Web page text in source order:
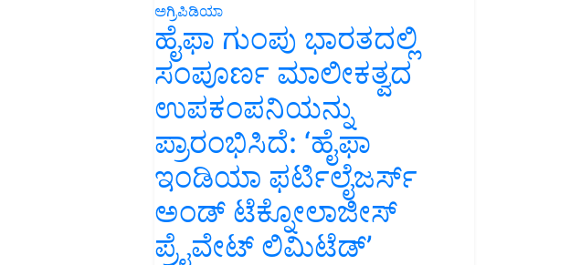
ಅಗ್ರಿಪಿಡಿಯಾ
ಹೈಫಾ ಗುಂಪು ಭಾರತದಲ್ಲಿ
ಸಂಪೂರ್ಣ ಮಾಲೀಕತ್ವದ
ಉಪಕಂಪನಿಯನ್ನು
ಪ್ರಾರಂಭಿಸಿದೆ: ‘ಹೈಫಾ
ಇಂಡಿಯಾ ಫರ್ಟಿಲೈಜರ್ಸ್
ಅಂಡ್ ಟೆಕ್ನೋಲಾಜೀಸ್
ಪ್ರೈವೇಟ್ ಲಿಮಿಟೆಡ್’